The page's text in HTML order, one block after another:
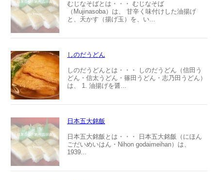
むじなそばとは・・・ むじなそば
（Mujinasoba）は、 甘辛く味付けした油揚げ
と、天かす（揚げ玉）を、い...
しのだうどん
しのだうどんとは・・・ しのだうどん（信田う
どん・信太うどん・篠田うどん・志乃田うどん）
は、 1. 油揚げを醤...
日本五大銘飯
日本五大銘飯とは・・・ 日本五大銘飯（にほん
ごだいめいはん・Nihon godaimeihan）は、
1939...